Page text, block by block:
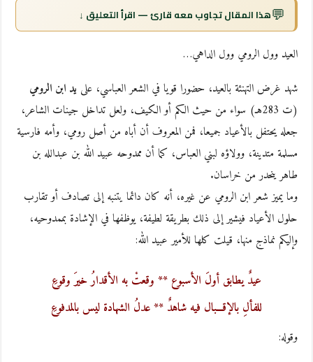
💬هذا المقال تجاوب معه قارئ — اقرأ التعليق ↓
العيد وول الرومي وول الداهي…
شهد غرض التهنئة بالعيد، حضورا قويا في الشعر العباسي، على يد ابن الرومي
(ت 283هـ) سواء من حيث الكم أو الكيف، ولعل تداخل جينات الشاعر،
جعله يحتفل بالأعياد جميعا، فمن المعروف أن أباه من أصل رومي، وأمه فارسية
مسلمة متدينة، وولاؤه لبني العباس، كما أن ممدوحه عبيد الله بن عبدالله بن
طاهر ينحدر من خراسان.
وما يميز شعر ابن الرومي عن غيره، أنه كان دائما يتنبه إلى تصادف أو تقارب
حلول الأعياد فيشير إلى ذلك بطريقة لطيفة، يوظفها في الإشادة بممدوحيه،
وإليكم نماذج منها، قيلت كلها للأمير عبيد الله:
عيدٌ يطابق أولَ الأسبوع ** وقعتْ به الأقدارُ خيرَ وقوعِ
للفألِ بالإقـــبال فيه شاهدٌ ** عدلُ الشهادة ليس بالمدفوعِ
وقوله: